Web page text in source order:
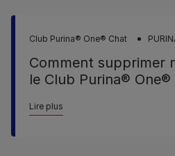
Club Purina® One® Chat
Comment supprimer
le Club Purina® One®
Lire plus